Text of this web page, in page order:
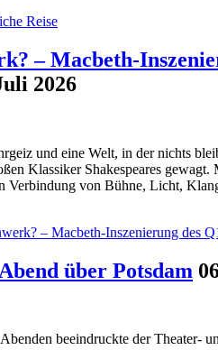
Reise
– Macbeth-
2026
und eine Welt, in der nichts
Klassiker Shakespeares
Verbindung von Bühne, Licht,
– Macbeth-Inszenierung des
über Potsdam
beeindruckte der Theater-